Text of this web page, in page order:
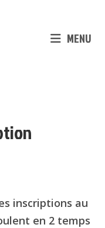
MENU
inscriptions au
en 2 temps